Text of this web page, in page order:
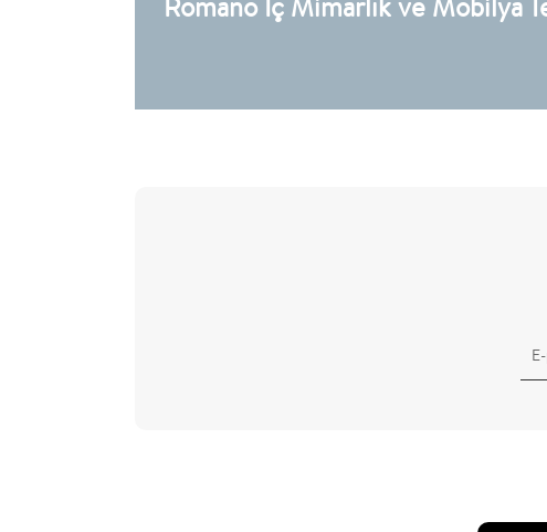
Romano İç Mimarlık ve Mobilya